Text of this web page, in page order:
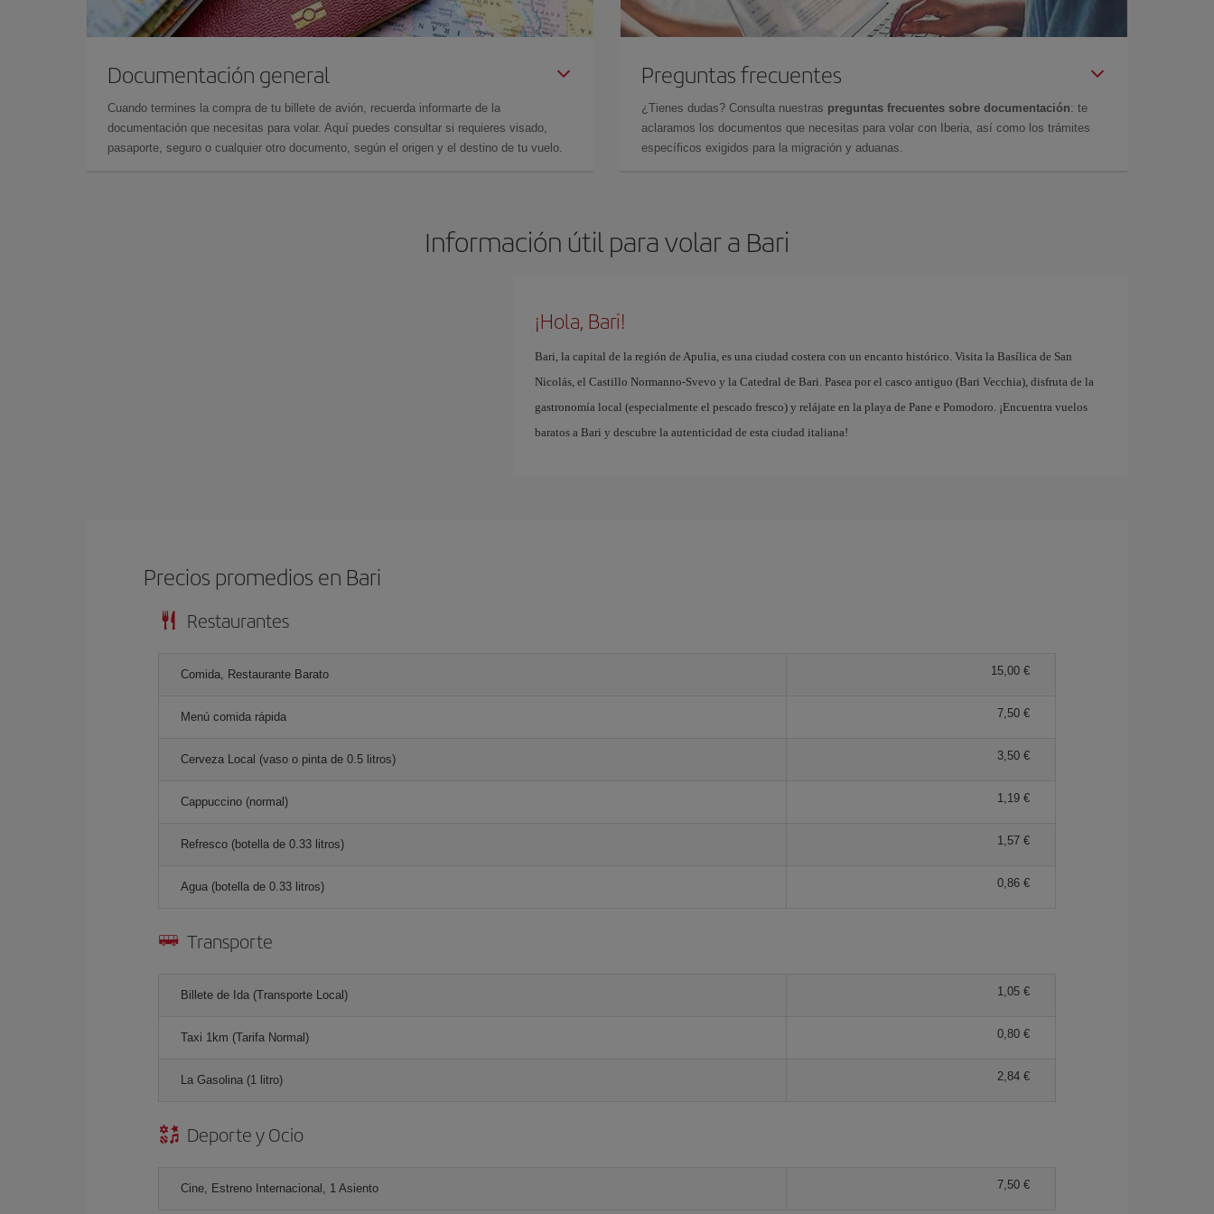
Documentación general
Cuando termines la compra de tu billete de avión, recuerda informarte de la
documentación que necesitas para volar. Aquí puedes consultar si requieres visado,
pasaporte, seguro o cualquier otro documento, según el origen y el destino de tu vuelo.
Preguntas frecuentes
¿Tienes dudas? Consulta nuestras preguntas frecuentes sobre documentación: te
aclaramos los documentos que necesitas para volar con Iberia, así como los trámites
específicos exigidos para la migración y aduanas.
Información útil para volar a Bari
¡Hola, Bari!
Bari, la capital de la región de Apulia, es una ciudad costera con un encanto histórico. Visita la Basílica de San
Nicolás, el Castillo Normanno-Svevo y la Catedral de Bari. Pasea por el casco antiguo (Bari Vecchia), disfruta de la
gastronomía local (especialmente el pescado fresco) y relájate en la playa de Pane e Pomodoro. ¡Encuentra vuelos
baratos a Bari y descubre la autenticidad de esta ciudad italiana!
Precios promedios en Bari
Restaurantes
Comida, Restaurante Barato 15,00 €
Menú comida rápida 7,50 €
Cerveza Local (vaso o pinta de 0.5 litros) 3,50 €
Cappuccino (normal) 1,19 €
Refresco (botella de 0.33 litros) 1,57 €
Agua (botella de 0.33 litros) 0,86 €
Transporte
Billete de Ida (Transporte Local) 1,05 €
Taxi 1km (Tarifa Normal) 0,80 €
La Gasolina (1 litro) 2,84 €
Deporte y Ocio
Cine, Estreno Internacional, 1 Asiento 7,50 €